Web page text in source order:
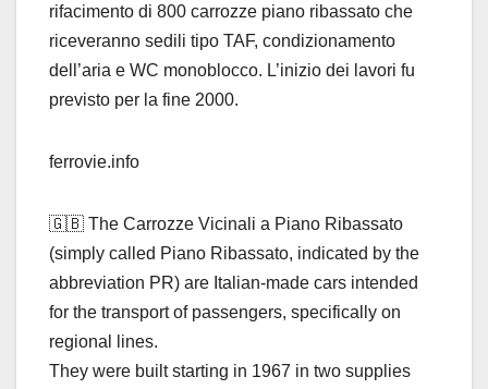
rifacimento di 800 carrozze piano ribassato che
riceveranno sedili tipo TAF, condizionamento
dell’aria e WC monoblocco. L’inizio dei lavori fu
previsto per la fine 2000.
ferrovie.info
🇬🇧 The Carrozze Vicinali a Piano Ribassato
(simply called Piano Ribassato, indicated by the
abbreviation PR) are Italian-made cars intended
for the transport of passengers, specifically on
regional lines.
They were built starting in 1967 in two supplies